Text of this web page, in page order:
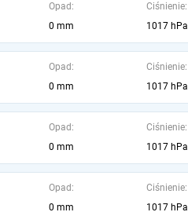
Opad:
0 mm
Ciśnienie:
1017 hPa
Opad:
0 mm
Ciśnienie:
1017 hPa
Opad:
0 mm
Ciśnienie:
1017 hPa
Opad:
0 mm
Ciśnienie:
1017 hPa